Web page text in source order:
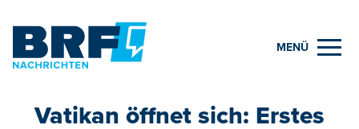
MENÜ
Vatikan öffnet sich: Erstes